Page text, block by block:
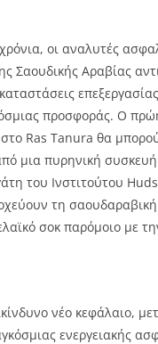
οι αναλυτές
Σαουδικής Αραβίας
προσφοράς. Ο
Ras Tanura θα
μια πυρηνική
του Ινστιτούτου
τη
σοκ παρόμοιο με
νέο κεφάλαιο,
ενεργειακής